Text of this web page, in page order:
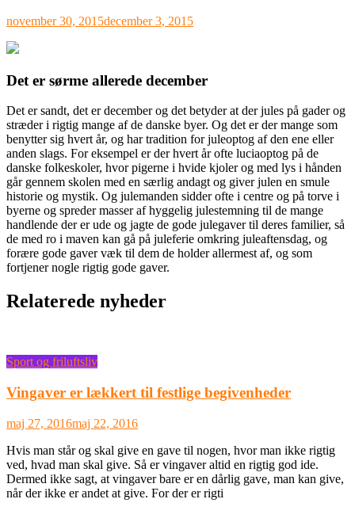
november 30, 2015december 3, 2015
Det er sørme allerede december
Det er sandt, det er december og det betyder at der jules på gader og
stræder i rigtig mange af de danske byer. Og det er der mange som
benytter sig hvert år, og har tradition for juleoptog af den ene eller
anden slags. For eksempel er der hvert år ofte luciaoptog på de
danske folkeskoler, hvor pigerne i hvide kjoler og med lys i hånden
går gennem skolen med en særlig andagt og giver julen en smule
historie og mystik. Og julemanden sidder ofte i centre og på torve i
byerne og spreder masser af hyggelig julestemning til de mange
handlende der er ude og jagte de gode julegaver til deres familier, så
de med ro i maven kan gå på juleferie omkring juleaftensdag, og
forære gode gaver væk til dem de holder allermest af, og som
fortjener nogle rigtig gode gaver.
Relaterede nyheder
Sport og friluftsliv
Vingaver er lækkert til festlige begivenheder
maj 27, 2016maj 22, 2016
Hvis man står og skal give en gave til nogen, hvor man ikke rigtig
ved, hvad man skal give. Så er vingaver altid en rigtig god ide.
Dermed ikke sagt, at vingaver bare er en dårlig gave, man kan give,
når der ikke er andet at give. For der er rigti